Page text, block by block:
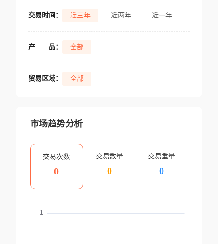
交易时间： 近三年 近两年 近一年
产 品： 全部
贸易区域： 全部
市场趋势分析
交易次数
0
交易数量
0
交易重量
0